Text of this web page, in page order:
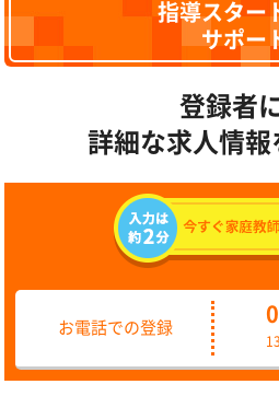
指導スター
サポー
登録者
詳細な求人情報
お電話での登録